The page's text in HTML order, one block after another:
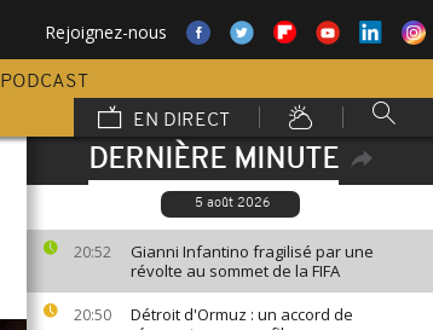
Rejoignez-nous
PODCAST
EN DIRECT
DERNIÈRE MINUTE
5 août 2026
20:52
Gianni Infantino fragilisé par une
révolte au sommet de la FIFA
20:50
Détroit d'Ormuz : un accord de